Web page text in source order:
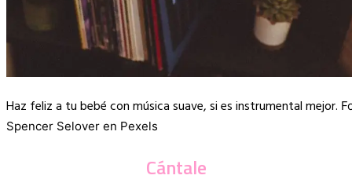
Haz feliz a tu bebé con música suave, si es instrumental mejor.
Spencer Selover en Pexels
Cántale